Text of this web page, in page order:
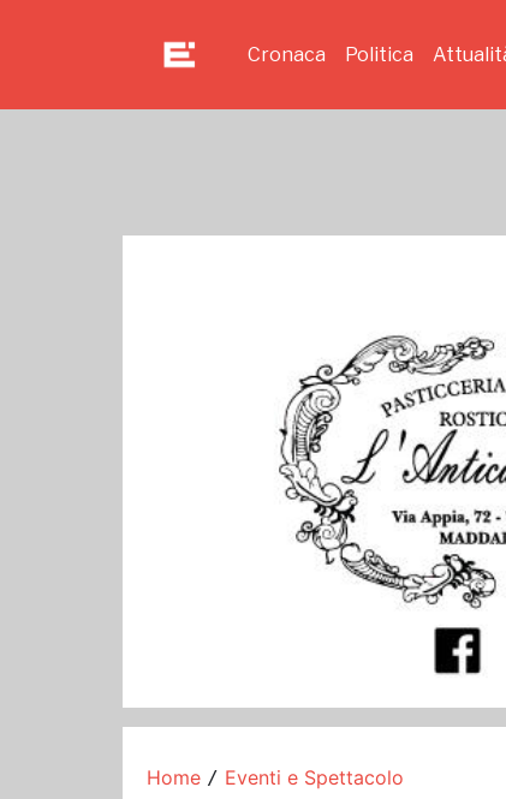
Cronaca Politica
Home / Eventi e Spettacolo